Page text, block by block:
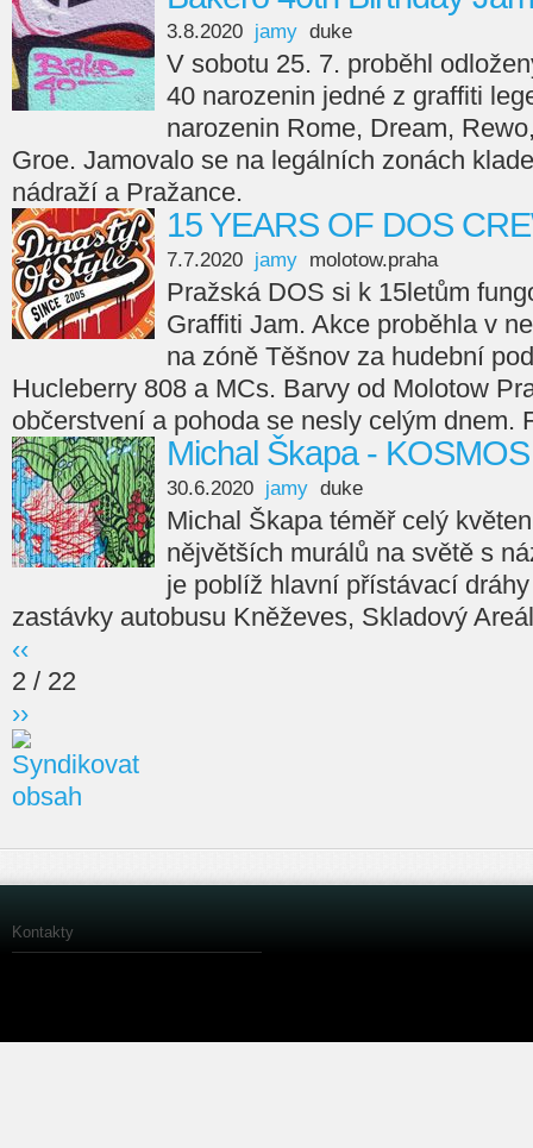
3.8.2020 jamy duke
V sobotu 25. 7. proběhl
40 narozenin jedné z graffiti
narozenin Rome, Dream,
Groe. Jamovalo se na legálních zonách
nádraží a Pražance.
15 YEARS OF DOS
7.7.2020 jamy molotow.praha
Pražská DOS si k 15letům
Graffiti Jam. Akce proběhla v
na zóně Těšnov za hudební
Hucleberry 808 a MCs. Barvy od Molotow
občerstvení a pohoda se nesly celým dnem.
Michal Škapa - KOSMOS
30.6.2020 jamy duke
Michal Škapa téměř celý
nějvětších murálů na světě s
je poblíž hlavní přístávací
zastávky autobusu Kněževes, Skladový
‹‹
2 / 22
››
Kontakty